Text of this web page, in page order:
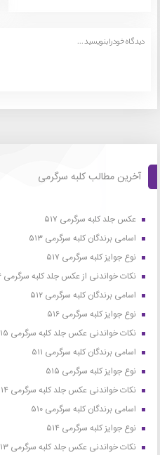
آخرین مطالب کلبه سرگرمی
عکس جلد کلبه سرگرمی ۵۱۷
اسامی برندگان کلبه سرگرمی ۵۱۳
نوع جوایز کلبه سرگرمی ۵۱۷
نکات خواندنی از عکس جلد کلبه سرگرمی ۵۱۶
اسامی برندگان کلبه سرگرمی ۵۱۲
نوع جوایز کلبه سرگرمی ۵۱۶
نکات خواندنی عکس جلد کلبه سرگرمی ۵۱۵
اسامی برندگان کلبه سرگرمی ۵۱۱
نوع جوایز کلبه سرگرمی ۵۱۵
نکات خواندنی عکس جلد کلبه سرگرمی ۵۱۴
اسامی برندگان کلبه سرگرمی ۵۱۰
نوع جوایز کلبه سرگرمی ۵۱۴
نکات خواندنی عکس جلد کلبه سرگرمی ۵۱۳